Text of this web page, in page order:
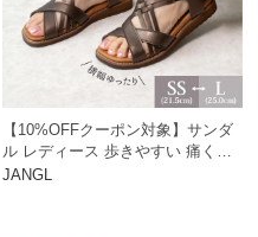
【10%OFFクーポン対象】サンダ
ル レディース 歩きやすい 痛くな
い メッシュ コンフォート 外反母
JANGL